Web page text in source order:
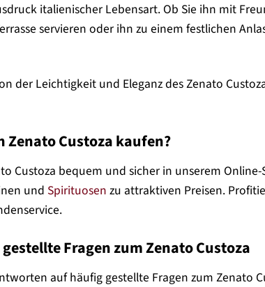
italienischer Lebensart. Ob Sie ihn mit
servieren oder ihn zu einem festlichen
der Leichtigkeit und Eleganz des Zenato
Zenato Custoza kaufen?
Custoza bequem und sicher in unserem
und Spirituosen zu attraktiven Preisen.
gestellte Fragen zum Zenato Custoza
auf häufig gestellte Fragen zum Zenato